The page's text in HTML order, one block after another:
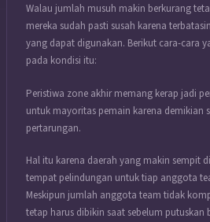
Walau jumlah musuh makin berkurang
mereka sudah pasti susah karena
yang dapat digunakan. Berikut cara-cara
pada kondisi itu:
Peristiwa zone akhir memang kerap jadi
untuk mayoritas pemain karena demikian
pertarungan.
Hal itu karena daerah yang makin sempit
tempat pelindungan untuk tiap anggota
Meskipun jumlah anggota team tidak
tetap harus dibikin saat sebelum putuskan